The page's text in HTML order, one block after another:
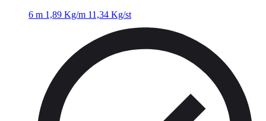
6 m 1,89 Kg/m 11,34 Kg/st